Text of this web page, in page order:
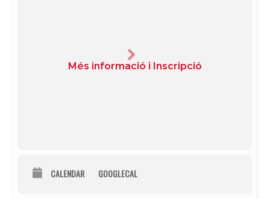
Més informació i Inscripció
CALENDAR GOOGLECAL